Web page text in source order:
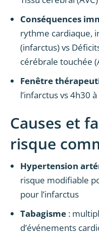
Conséquences
rythme cardiaque,
(infarctus) vs
cérébrale touchée
Fenêtre
l’infarctus vs 4h30
Causes et
risque
Hypertension
risque modifiable
pour l’infarctus
Tabagisme :
d’événements